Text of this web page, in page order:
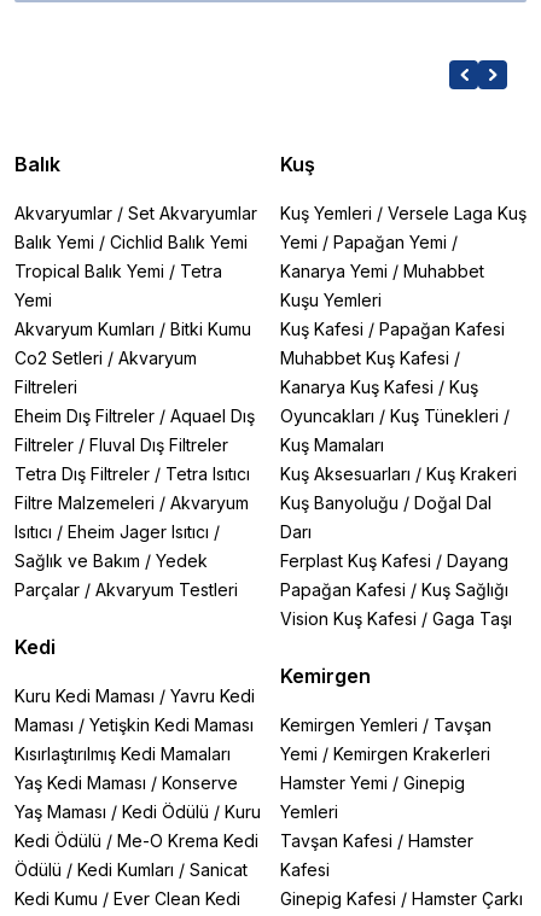
Balık
Akvaryumlar / Set Akvaryumlar
Balık Yemi / Cichlid Balık Yemi
Tropical Balık Yemi / Tetra
Yemi
Akvaryum Kumları / Bitki Kumu
Co2 Setleri / Akvaryum
Filtreleri
Eheim Dış Filtreler / Aquael Dış
Filtreler / Fluval Dış Filtreler
Tetra Dış Filtreler / Tetra Isıtıcı
Filtre Malzemeleri / Akvaryum
Isıtıcı / Eheim Jager Isıtıcı /
Sağlık ve Bakım / Yedek
Parçalar / Akvaryum Testleri
Kedi
Kuru Kedi Maması / Yavru Kedi
Maması / Yetişkin Kedi Maması
Kısırlaştırılmış Kedi Mamaları
Yaş Kedi Maması / Konserve
Yaş Maması / Kedi Ödülü / Kuru
Kedi Ödülü / Me-O Krema Kedi
Ödülü / Kedi Kumları / Sanicat
Kedi Kumu / Ever Clean Kedi
Kuş
Kuş Yemleri / Versele Laga Kuş
Yemi / Papağan Yemi /
Kanarya Yemi / Muhabbet
Kuşu Yemleri
Kuş Kafesi / Papağan Kafesi
Muhabbet Kuş Kafesi /
Kanarya Kuş Kafesi / Kuş
Oyuncakları / Kuş Tünekleri /
Kuş Mamaları
Kuş Aksesuarları / Kuş Krakeri
Kuş Banyoluğu / Doğal Dal
Darı
Ferplast Kuş Kafesi / Dayang
Papağan Kafesi / Kuş Sağlığı
Vision Kuş Kafesi / Gaga Taşı
Kemirgen
Kemirgen Yemleri / Tavşan
Yemi / Kemirgen Krakerleri
Hamster Yemi / Ginepig
Yemleri
Tavşan Kafesi / Hamster
Kafesi
Ginepig Kafesi / Hamster Çarkı